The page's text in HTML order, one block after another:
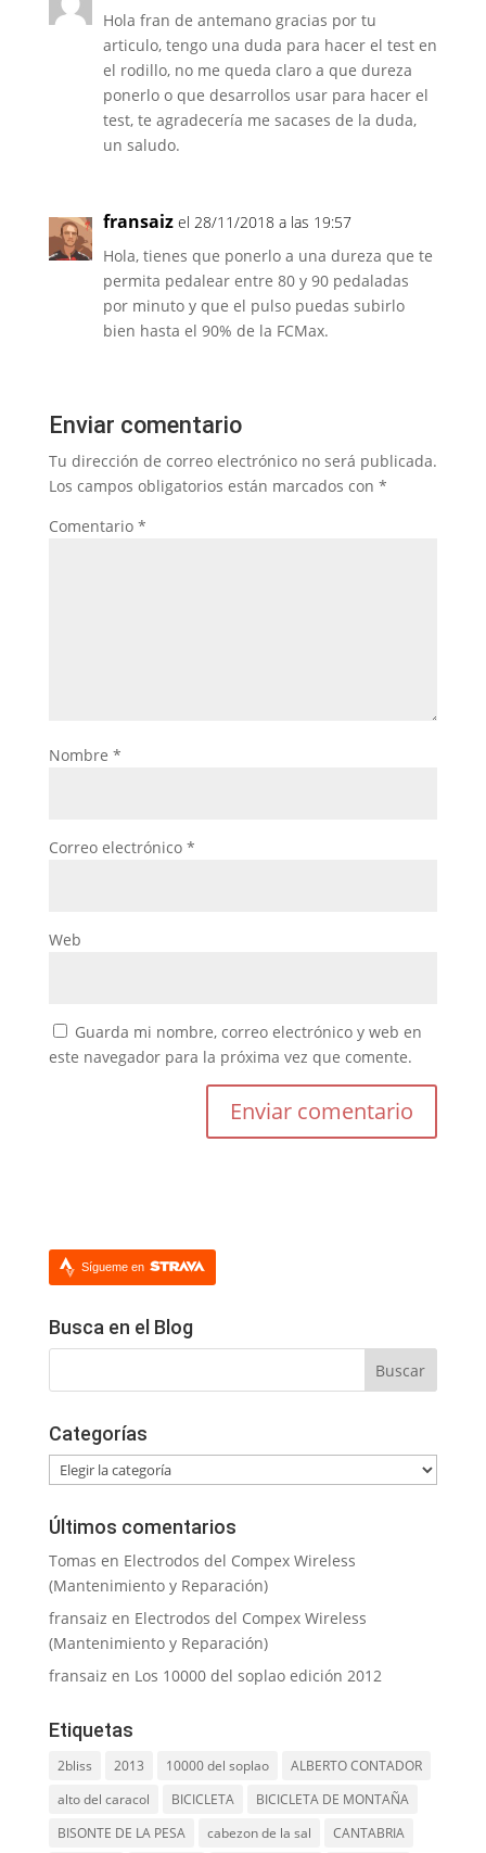
Hola fran de antemano gracias por tu
articulo, tengo una duda para hacer el test en
el rodillo, no me queda claro a que dureza
ponerlo o que desarrollos usar para hacer el
test, te agradecería me sacases de la duda,
un saludo.
fransaiz el 28/11/2018 a las 19:57
Hola, tienes que ponerlo a una dureza que te
permita pedalear entre 80 y 90 pedaladas
por minuto y que el pulso puedas subirlo
bien hasta el 90% de la FCMax.
Enviar comentario
Tu dirección de correo electrónico no será publicada.
Los campos obligatorios están marcados con *
Comentario *
Nombre *
Correo electrónico *
Web
Guarda mi nombre, correo electrónico y web en
este navegador para la próxima vez que comente.
Sígueme en
Busca en el Blog
Categorías
Categorías
Últimos comentarios
Tomas en Electrodos del Compex Wireless
(Mantenimiento y Reparación)
fransaiz en Electrodos del Compex Wireless
(Mantenimiento y Reparación)
fransaiz en Los 10000 del soplao edición 2012
Etiquetas
2bliss 2013 10000 del soplao
ALBERTO CONTADOR
alto del caracol
BICICLETA
BICICLETA DE MONTAÑA
BISONTE DE LA PESA
cabezon de la sal CANTABRIA